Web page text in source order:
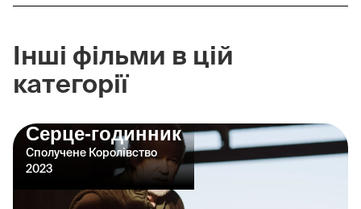
Інші фільми в цій
категорії
Серце-годинник
Сполучене Королівство
2023